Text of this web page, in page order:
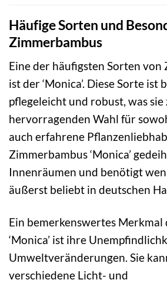
Häufige Sorten und
Zimmerbambus
Eine der häufigsten Sorten von
ist der ‘Monica’. Diese Sorte ist
pflegeleicht und robust, was sie
hervorragenden Wahl für
auch erfahrene
Zimmerbambus ‘Monica’
Innenräumen und benötigt
äußerst beliebt in deutschen
Ein bemerkenswertes Merkmal
‘Monica’ ist ihre
Umweltveränderungen. Sie
verschiedene Licht- und